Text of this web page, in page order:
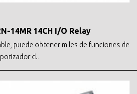
14MR 14CH I/O Relay
puede obtener miles de funciones de
d..